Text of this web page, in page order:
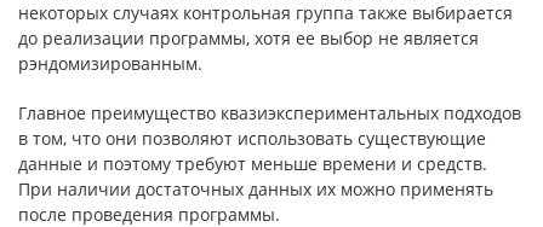
некоторых случаях кон­трольная группа также выбирается
до реализации программы, хотя ее вы­бор не является
рэндомизированным.
Главное преимущество квазиэкспериментальных подходов
в том, что они позволяют использовать существующие
данные и поэтому требуют меньше времени и средств.
При наличии достаточных данных их можно применять
после проведения программы.